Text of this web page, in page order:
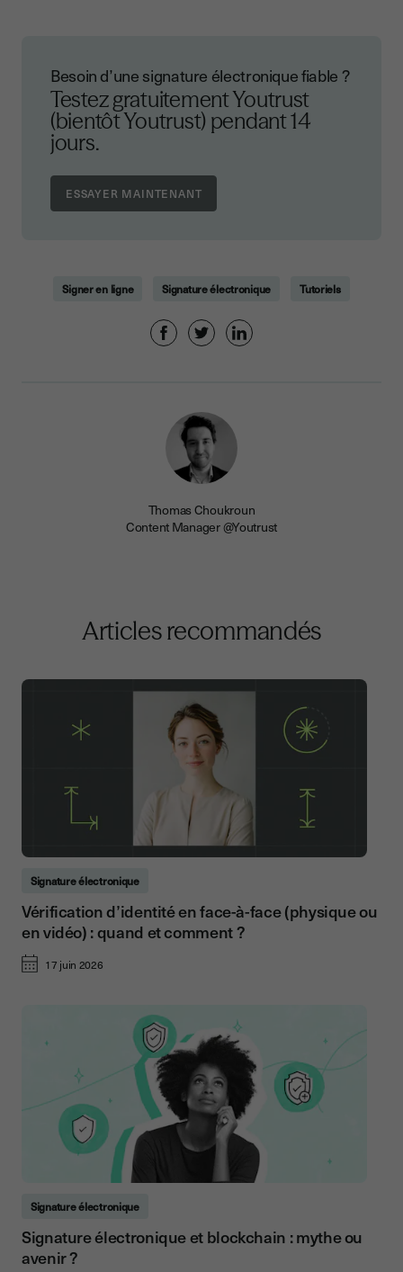
Besoin d’une signature électronique fiable ?
Testez gratuitement Youtrust
(bientôt Youtrust) pendant 14
jours.
Signer en ligne Signature électronique Tutoriels
Thomas Choukroun
Content Manager @Youtrust
Articles recommandés
Signature électronique
Vérification d’identité en face-à-face (physique ou
en vidéo) : quand et comment ?
17 juin 2026
Signature électronique
Signature électronique et blockchain : mythe ou
avenir ?